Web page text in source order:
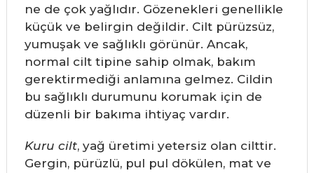
ne de çok yağlıdır. Gözenekleri genellikle
küçük ve belirgin değildir. Cilt pürüzsüz,
yumuşak ve sağlıklı görünür. Ancak,
normal cilt tipine sahip olmak, bakım
gerektirmediği anlamına gelmez. Cildin
bu sağlıklı durumunu korumak için de
düzenli bir bakıma ihtiyaç vardır.
Kuru cilt, yağ üretimi yetersiz olan cilttir.
Gergin, pürüzlü, pul pul dökülen, mat ve